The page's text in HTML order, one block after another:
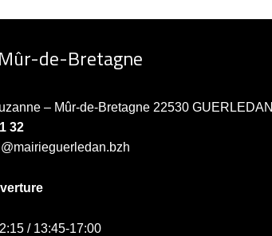
de-Bretagne
– Mûr-de-Bretagne 22530 GUERLEDAN
32
/ 13:45-17:00